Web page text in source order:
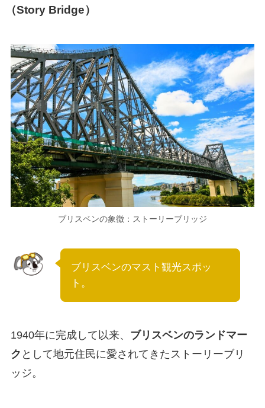
（Story Bridge）
ブリスベンの象徴：ストーリーブリッジ
ブリスベンのマスト観光スポッ
ト。
1940年に完成して以来、 ブリスベンのランドマー
ク として地元住民に愛されてきたストーリーブリ
ッジ。